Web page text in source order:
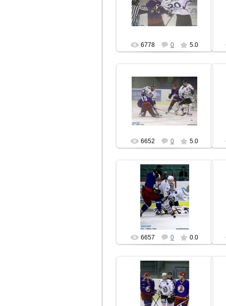
hcbrest
6778 0 5.0
15.08.2010
hcbrest
6652 0 5.0
14.08.2010
hcbrest
6657 0 0.0
14.08.2010
hcbrest